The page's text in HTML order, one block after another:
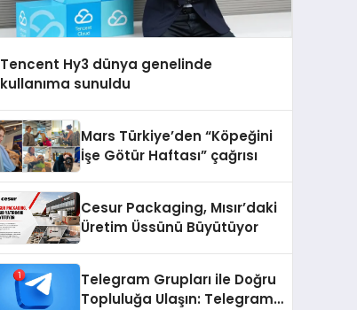
Tencent Hy3 dünya genelinde
kullanıma sunuldu
Mars Türkiye’den “Köpeğini
İşe Götür Haftası” çağrısı
Cesur Packaging, Mısır’daki
Üretim Üssünü Büyütüyor
Telegram Grupları ile Doğru
Topluluğa Ulaşın: Telegram